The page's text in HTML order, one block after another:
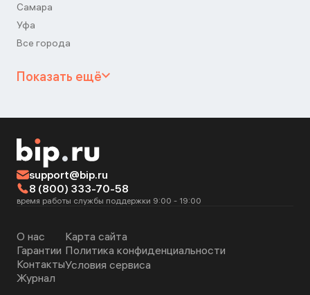
Самара
Уфа
Все города
Показать ещё
support@bip.ru
8 (800) 333-70-58
время работы службы поддержки 9:00 - 19:00
О нас
Гарантии
Контакты
Журнал
Карта сайта
Политика конфиденциальности
Условия сервиса